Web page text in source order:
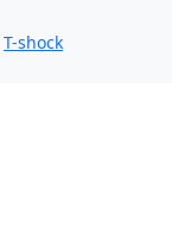
T-shock